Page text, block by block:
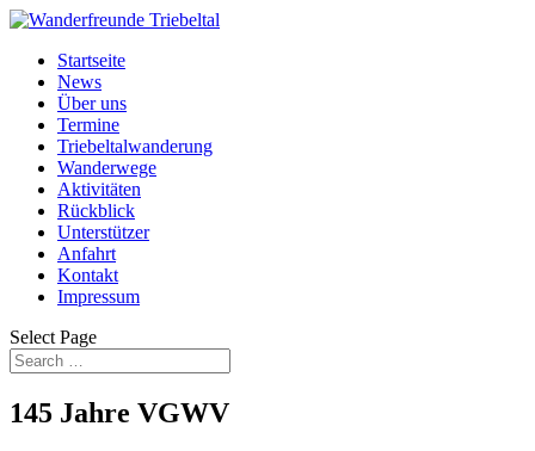
Startseite
News
Über uns
Termine
Triebeltalwanderung
Wanderwege
Aktivitäten
Rückblick
Unterstützer
Anfahrt
Kontakt
Impressum
Select Page
145 Jahre VGWV